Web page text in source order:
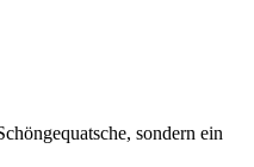
sondern ein